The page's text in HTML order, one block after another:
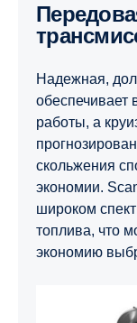
Передовая технология
Надежная,
обеспечивает
работы, а
скольжения
экономии.
широком
топлива, что
экономию